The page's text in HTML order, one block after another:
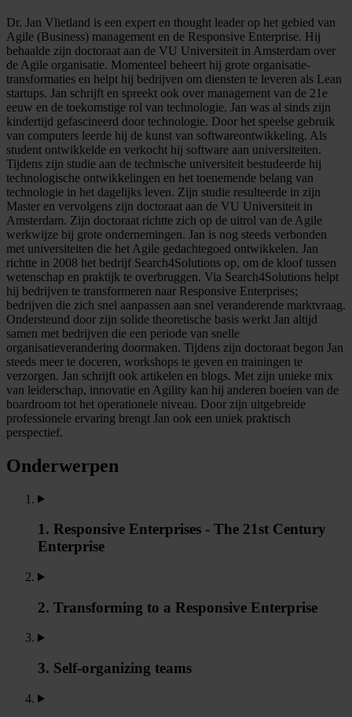
Dr. Jan Vlietland is een expert en thought leader op het gebied van
Agile (Business) management en de Responsive Enterprise. Hij
behaalde zijn doctoraat aan de VU Universiteit in Amsterdam over
de Agile organisatie. Momenteel beheert hij grote organisatie-
transformaties en helpt hij bedrijven om diensten te leveren als Lean
startups. Jan schrijft en spreekt ook over management van de 21e
eeuw en de toekomstige rol van technologie. Jan was al sinds zijn
kindertijd gefascineerd door technologie. Door het speelse gebruik
van computers leerde hij de kunst van softwareontwikkeling. Als
student ontwikkelde en verkocht hij software aan universiteiten.
Tijdens zijn studie aan de technische universiteit bestudeerde hij
technologische ontwikkelingen en het toenemende belang van
technologie in het dagelijks leven. Zijn studie resulteerde in zijn
Master en vervolgens zijn doctoraat aan de VU Universiteit in
Amsterdam. Zijn doctoraat richtte zich op de uitrol van de Agile
werkwijze bij grote ondernemingen. Jan is nog steeds verbonden
met universiteiten die het Agile gedachtegoed ontwikkelen. Jan
richtte in 2008 het bedrijf Search4Solutions op, om de kloof tussen
wetenschap en praktijk te overbruggen. Via Search4Solutions helpt
hij bedrijven te transformeren naar Responsive Enterprises;
bedrijven die zich snel aanpassen aan snel veranderende marktvraag.
Ondersteund door zijn solide theoretische basis werkt Jan altijd
samen met bedrijven die een periode van snelle
organisatieverandering doormaken. Tijdens zijn doctoraat begon Jan
steeds meer te doceren, workshops te geven en trainingen te
verzorgen. Jan schrijft ook artikelen en blogs. Met zijn unieke mix
van leiderschap, innovatie en Agility kan hij anderen boeien van de
boardroom tot het operationele niveau. Door zijn uitgebreide
professionele ervaring brengt Jan ook een uniek praktisch
perspectief.
Onderwerpen
1. Responsive Enterprises - The 21st Century
Enterprise
2. Transforming to a Responsive Enterprise
3. Self-organizing teams